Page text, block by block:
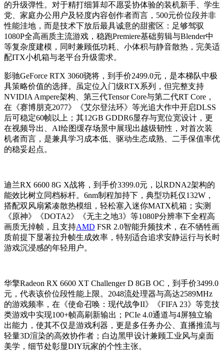
的升级弹性。对于精打细算却不愿妥协体验的装机新手、学生
党、家庭办公用户及轻度内容创作者而言，500元价位段并非
性能洼地，而是技术下放后最具诚意的甜蜜区：足够驾驭
1080P全高画质主流游戏，稳跑Premiere基础剪辑与Blender中
等复杂度建模，同时兼顾低功耗、小体积与静音散热，完美适
配ITX小机箱与老平台升级需求。
影驰GeForce RTX 3060骁将，到手价2499.0元，是本梯队中极
具策略价值的选择。虽定位入门级RTX系列，但完整支持
NVIDIA Ampere架构、第三代Tensor Core与第二代RT Core，
在《赛博朋克2077》《艾尔登法环》等光追大作中开启DLSS
后可稳定60帧以上；其12GB GDDR6显存与宽位宽设计，更
在视频导出、AI绘图缓存场景中展现出越级韧性，对首次装
机者而言，是兼具学习成本低、驱动生态成熟、二手保值率优
的稳妥起点。
迪兰RX 6600 8G X战将，到手价3399.0元，以RDNA2架构的
能效比树立同档标杆。6nm制程加持下，典型功耗仅132W，
搭配双风扇紧凑散热模组，轻松塞入迷你MATX机箱；实测
《原神》《DOTA2》《无主之地3》等1080P分辨率下全程高
画质无掉帧，且支持AMD FSR 2.0智能升频技术，在不牺牲画
质前提下显著拉升帧生成效率，特别适合追求安静运行与长时
游戏沉浸感的年轻用户。
华擎Radeon RX 6600 XT Challenger D 8GB OC，到手价3499.0
元，代表该价位段性能上限。2048流处理器与高达2589MHz
的游戏频率，在《使命召唤：现代战争II》《FIFA 23》等竞技
类游戏中实现100+帧高刷新输出；PCIe 4.0通道与4屏独立输
出能力，使其不仅是游戏利器，更是多任务办公、直播推流与
轻量3D渲染的高效协作者；白边黑甲设计兼顾工业风与桌面
美学，细节处彰显DIY玩家的个性主张。